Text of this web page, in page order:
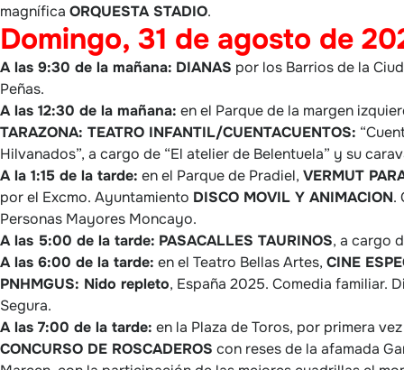
magnífica ORQUESTA STADIO.
Domingo, 31 de agosto de
A las 9:30 de la mañana: DIANAS por los Barrios de la
Peñas.
A las 12:30 de la mañana: en el Parque de la margen
TARAZONA: TEATRO INFANTIL/CUENTACUENTOS:
Hilvanados”, a cargo de “El atelier de Belentuela” y su
A la 1:15 de la tarde: en el Parque de Pradiel, VERMUT
por el Excmo. Ayuntamiento DISCO MOVIL Y ANIMACION.
Personas Mayores Moncayo.
A las 5:00 de la tarde: PASACALLES TAURINOS, a cargo
A las 6:00 de la tarde: en el Teatro Bellas Artes, CINE
PNHMGUS: Nido repleto, España 2025. Comedia familiar.
Segura.
A las 7:00 de la tarde: en la Plaza de Toros, por primera
CONCURSO DE ROSCADEROS con reses de la afamada